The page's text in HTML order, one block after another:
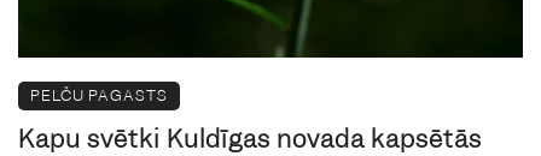
PELČU PAGASTS
Kapu svētki Kuldīgas novada kapsētās